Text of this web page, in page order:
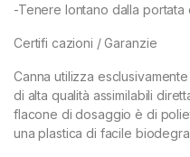
-Tenere lontano dalla portata
Certifi cazioni / Garanzie
Canna utilizza
di alta qualità assimilabili
flacone di dosaggio è di
una plastica di facile